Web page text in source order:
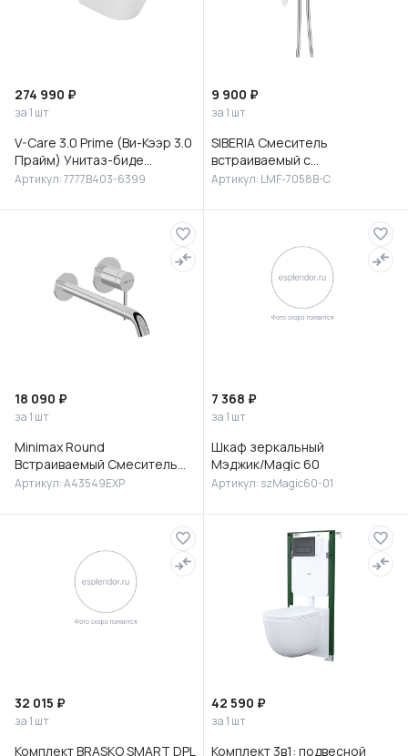
274 990 ₽
за 1 шт
V-Care 3.0 Prime (Ви-Кээр 3.0
Прайм) Унитаз-биде
подвесной, 7777B403-6399
Артикул: 7777B403-6399
9 900 ₽
за 1 шт
SIBERIA Смеситель
встраиваемый с
гигиеническим душем,
Артикул: LMF-7058B-C
18 090 ₽
за 1 шт
Minimax Round
Встраиваемый Смеситель
для раковины, хром,
Артикул: A43549EXP
7 368 ₽
за 1 шт
Шкаф зеркальный
Мэджик/Magic 60
Артикул: szMagic60-01
32 015 ₽
за 1 шт
Комплект BRASKO SMART DPL
42 590 ₽
за 1 шт
Комплект 3в1: подвесной